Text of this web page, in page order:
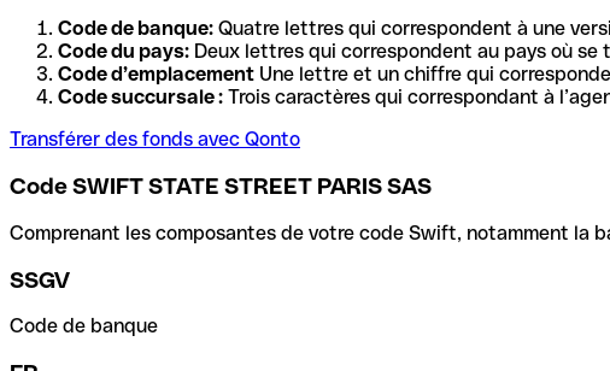
Code de banque: Quatre lettres qui correspondent à une
Code du pays: Deux lettres qui correspondent au pays où se
Code d’emplacement Une lettre et un chiffre qui
Code succursale : Trois caractères qui correspondant à
Transférer des fonds avec Qonto
Code SWIFT STATE STREET PARIS SAS
Comprenant les composantes de votre code Swift, notamment la
SSGV
Code de banque